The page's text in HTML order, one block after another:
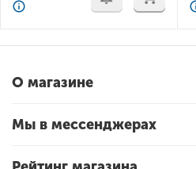
О магазине
Мы в мессенджерах